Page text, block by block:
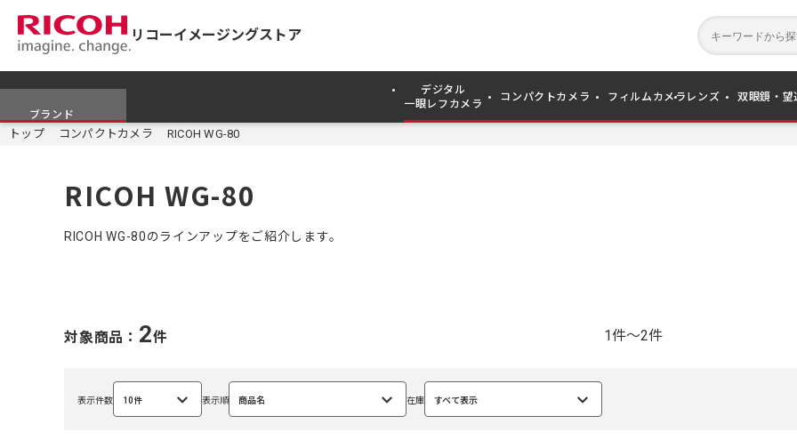
リコーイメージングストア
ブランド
デジタル
一眼レフカメラ
コンパクトカメラ フィルムカメラ レンズ 双眼鏡・望
トップ コンパクトカメラ RICOH WG-80
RICOH WG-80
RICOH WG-80のラインアップをご紹介します。
対象商品： 2件 1件～2件
表示件数 10件
選
択
表示順 商品名
選
択
在庫 すべて表示
選
択